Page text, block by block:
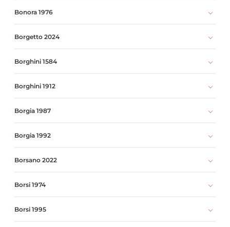
Bonora 1976
Borgetto 2024
Borghini 1584
Borghini 1912
Borgia 1987
Borgia 1992
Borsano 2022
Borsi 1974
Borsi 1995